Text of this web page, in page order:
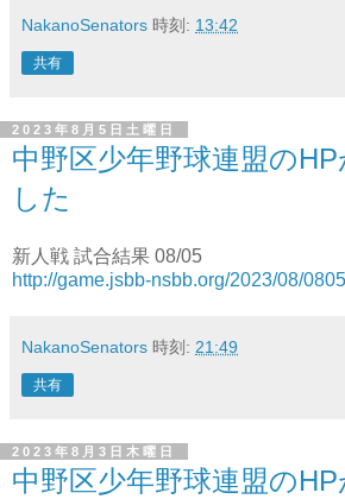
NakanoSenators 時刻: 13:42
共有
2023年8月5日土曜日
中野区少年野球連盟の
した
新人戦 試合結果 08/05
http://game.jsbb-nsbb.org/2023/08/
NakanoSenators 時刻: 21:49
共有
2023年8月3日木曜日
中野区少年野球連盟の